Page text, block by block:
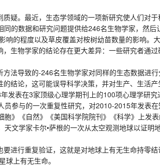
。最近，生态学领域的一项新研究使人们对于
数据和研究问题提供给246名生物学家，然
的程度以及草皮覆盖对桉树幼苗数量的影响
生物学家的结论存在更大差异：一些研究者通
导致的-246名生物学家对同样的生态数据进
结论，这可能误导科学决策，并对生产、生活产
在3家顶级心理学期刊上的100项心理学研
参与的一次重复性研究，对2010-2015年发表
》《自然》《美国科学院院刊》《科学》上发表
学家卡尔•萨根的一次从太空观测地球以证明
行重复验证，这就是对地球上有无生命持零
上有无生命。